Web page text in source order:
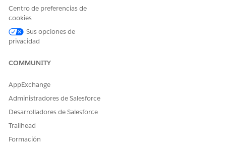
Para configurar un sitio de Experience, consulte Lista de
comprobación de configuración de
Health Cloud
¿RESOLVIÓ ESTE ARTÍCULO SU PROBLEMA?
¡Háganos saber cómo podemos mejorar!
Sí
Centro de preferencias de
cookies
Sus opciones de
privacidad
COMMUNITY
AppExchange
Administradores de Salesforce
Desarrolladores de Salesforce
Trailhead
Formación